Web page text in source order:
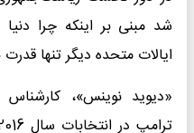
شد مبنی بر اینکه چرا
ایالات متحده دیگر تنها
«دیوید نوینس»،